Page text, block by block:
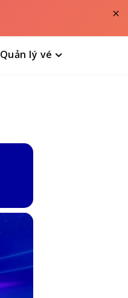
×
Quản lý vé